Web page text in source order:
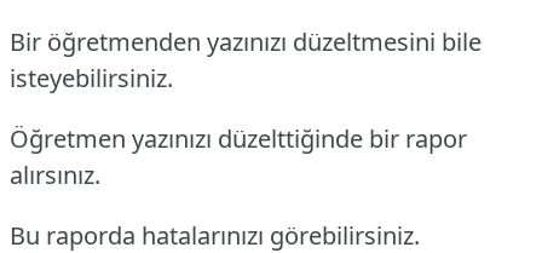
Bir öğretmenden yazınızı düzeltmesini bile
isteyebilirsiniz.
Öğretmen yazınızı düzelttiğinde bir rapor
alırsınız.
Bu raporda hatalarınızı görebilirsiniz.